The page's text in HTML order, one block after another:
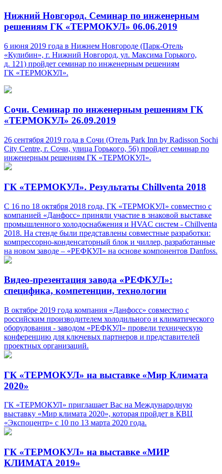
Нижний Новгород. Семинар по инженерным
решениям ГК «ТЕРМОКУЛ» 06.06.2019
6 июня 2019 года в Нижнем Новгороде (Парк-Отель
«Кулибин», г. Нижний Новгород, ул. Максима Горького,
д. 121) пройдет семинар по инженерным решениям
ГК «ТЕРМОКУЛ».
Сочи. Семинар по инженерным решениям ГК
«ТЕРМОКУЛ» 26.09.2019
26 сентября 2019 года в Сочи (Отель Park Inn by Radisson Sochi
City Centre, г. Сочи, улица Горького, 56) пройдет семинар по
инженерным решениям ГК «ТЕРМОКУЛ».
ГК «ТЕРМОКУЛ». Результаты Chillventa 2018
С 16 по 18 октября 2018 года, ГК «ТЕРМОКУЛ» совместно с
компанией «Данфосс» приняли участие в знаковой выставке
промышленного холодоснабжения и HVAC систем - Chillventa
2018. На стенде были представлены совместные разработки:
компрессорно-конденсаторный блок и чиллер, разработанные
на новом заводе – «РЕФКУЛ» на основе компонентов Danfoss.
Видео-презентация завода «РЕФКУЛ»:
специфика, компетенции, технологии
В октябре 2019 года компания «Данфосс» совместно с
российским производителем холодильного и климатического
оборудования - заводом «РЕФКУЛ» провели техническую
конференцию для ключевых партнеров и представителей
проектных организаций.
ГК «ТЕРМОКУЛ» на выставке «Мир Климата
2020»
ГК «ТЕРМОКУЛ» приглашает Вас на Международную
выставку «Мир климата 2020», которая пройдет в КВЦ
«Экспоцентр» с 10 по 13 марта 2020 года.
ГК «ТЕРМОКУЛ» на выставке «МИР
КЛИМАТА 2019»